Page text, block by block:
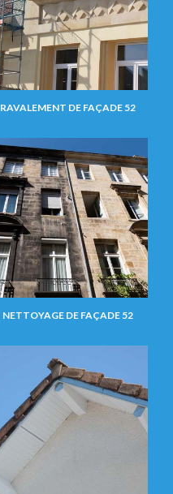
RAVALEMENT DE FAÇADE 52
NETTOYAGE DE FAÇADE 52